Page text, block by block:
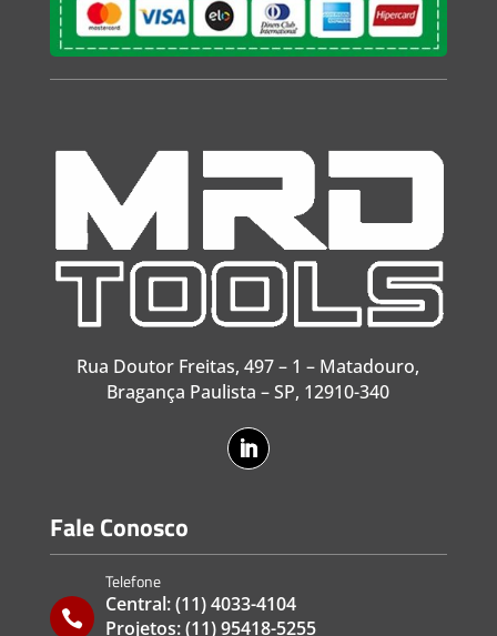
Rua Doutor Freitas, 497 – 1 – Matadouro,
Bragança Paulista – SP, 12910-340
Fale Conosco

Telefone
Central:(11) 4033-4104
Projetos:(11) 95418-5255